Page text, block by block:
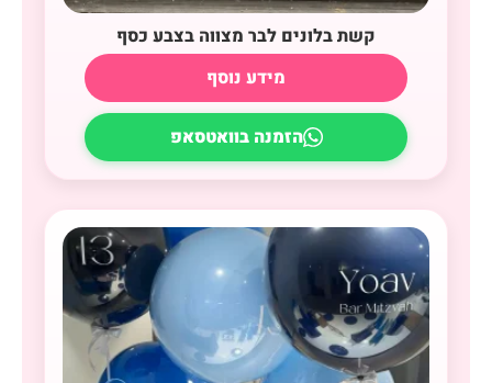
קשת בלונים לבר מצווה בצבע כסף
מידע נוסף
הזמנה בוואטסאפ